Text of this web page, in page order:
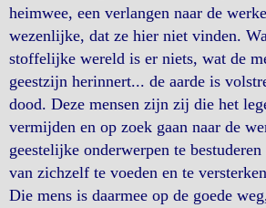
heimwee, een verlangen naar de
wezenlijke, dat ze hier niet vinden.
stoffelijke wereld is er niets, wat de
geestzijn herinnert... de aarde is
dood. Deze mensen zijn zij die het
vermijden en op zoek gaan naar de
geestelijke onderwerpen te
van zichzelf te voeden en te
Die mens is daarmee op de goede